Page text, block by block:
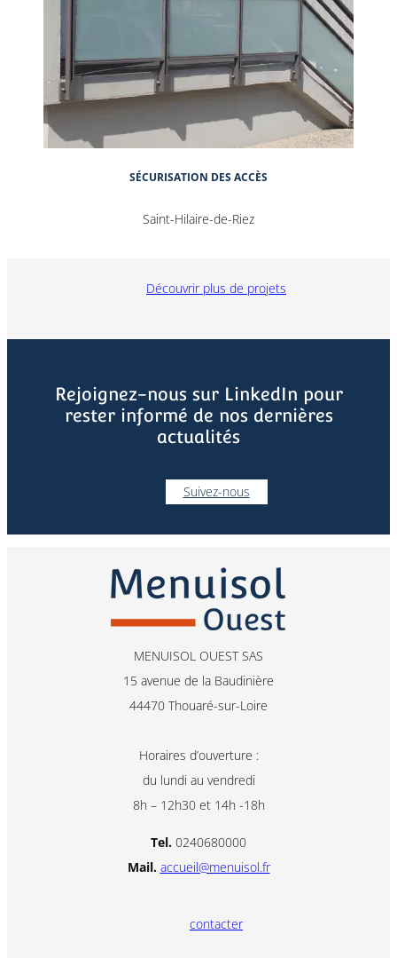
SÉCURISATION DESACCÈS
Saint-Hilaire-de-Riez
Découvrir plus de projets
Rejoignez-nous sur LinkedIn pour
rester informé de nos dernières
actualités
Suivez-nous
MENUISOL OUEST SAS
15 avenue de la Baudinière
44470 Thouaré-sur-Loire
Horaires d’ouverture :
du lundi au vendredi
8h – 12h30 et 14h -18h
Tel. 0240680000
Mail. accueil@menuisol.fr
contacter